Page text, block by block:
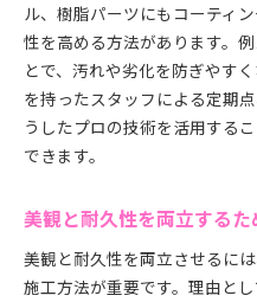
ル、樹脂パーツにもコーティ
性を高める方法があります。
とで、汚れや劣化を防ぎやす
を持ったスタッフによる定期
うしたプロの技術を活用する
できます。
美観と耐久性を両立する
美観と耐久性を両立させるに
施工方法が重要です。理由と